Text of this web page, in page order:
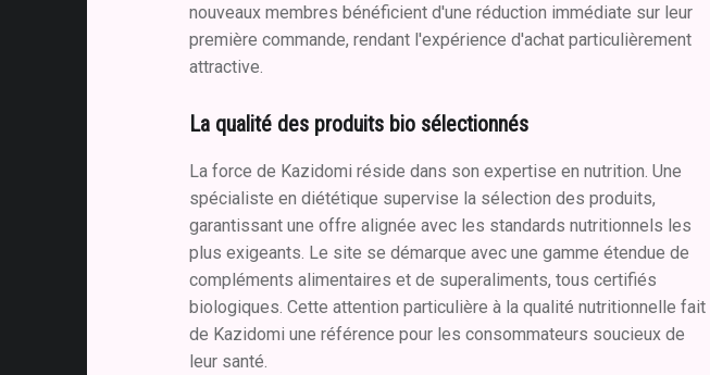
nouveaux membres bénéficient d'une réduction immédiate sur leur
première commande, rendant l'expérience d'achat particulièrement
attractive.
La qualité des produits bio sélectionnés
La force de Kazidomi réside dans son expertise en nutrition. Une
spécialiste en diététique supervise la sélection des produits,
garantissant une offre alignée avec les standards nutritionnels les
plus exigeants. Le site se démarque avec une gamme étendue de
compléments alimentaires et de superaliments, tous certifiés
biologiques. Cette attention particulière à la qualité nutritionnelle fait
de Kazidomi une référence pour les consommateurs soucieux de
leur santé.